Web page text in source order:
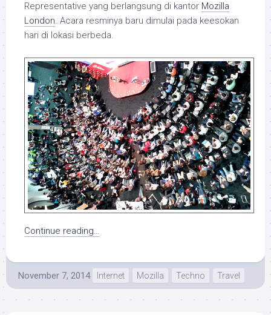
Representative yang berlangsung di kantor Mozilla
London. Acara resminya baru dimulai pada keesokan
hari di lokasi berbeda.
Continue reading…
November 7, 2014 Internet Mozilla Techno Travel